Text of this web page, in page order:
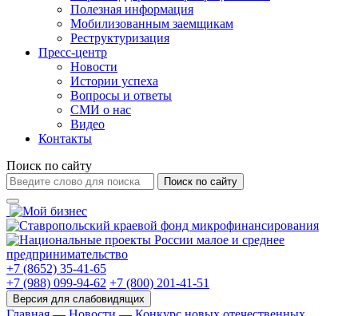
Полезная информация
Мобилизованным заемщикам
Реструктуризация
Пресс-центр
Новости
Истории успеха
Вопросы и ответы
СМИ о нас
Видео
Контакты
Поиск по сайту
Поиск по сайту
+7 (8652) 35-41-65
+7 (988) 099-94-62 +7 (800) 201-41-51